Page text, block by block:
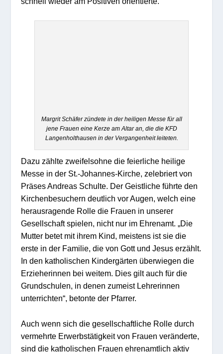
Margrit Schäfer zündete in der heiligen Messe für all
jene Frauen eine Kerze am Altar an, die die KFD
Langenholthausen in der Vergangenheit leiteten.
Dazu zählte zweifelsohne die feierliche heilige
Messe in der St.-Johannes-Kirche, zelebriert von
Präses Andreas Schulte. Der Geistliche führte den
Kirchenbesuchern deutlich vor Augen, welch eine
herausragende Rolle die Frauen in unserer
Gesellschaft spielen, nicht nur im Ehrenamt. „Die
Mutter betet mit ihrem Kind, meistens ist sie die
erste in der Familie, die von Gott und Jesus erzählt.
In den katholischen Kindergärten überwiegen die
Erzieherinnen bei weitem. Dies gilt auch für die
Grundschulen, in denen zumeist Lehrerinnen
unterrichten“, betonte der Pfarrer.
Auch wenn sich die gesellschaftliche Rolle durch
vermehrte Erwerbstätigkeit von Frauen veränderte,
sind die katholischen Frauen ehrenamtlich aktiv